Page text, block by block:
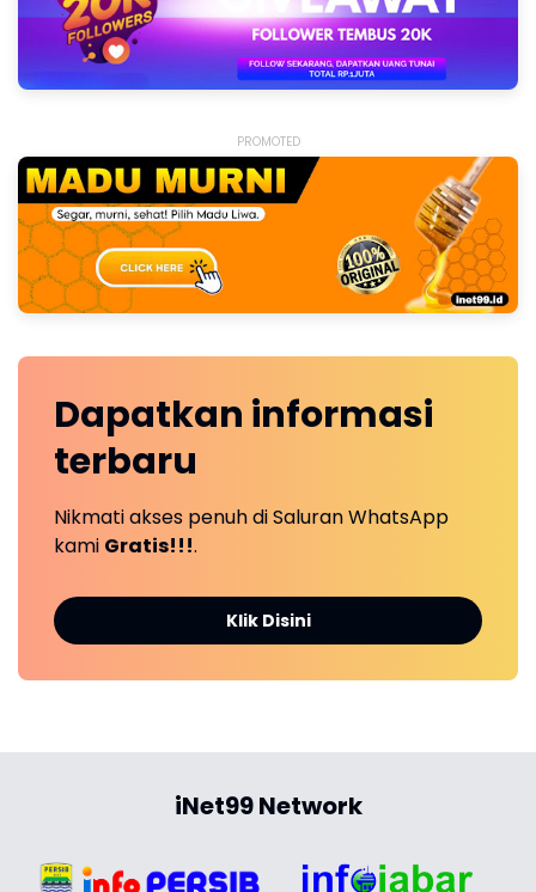
PROMOTED
Dapatkan informasi
terbaru
Nikmati akses penuh di Saluran WhatsApp
kami Gratis!!!.
Klik Disini
iNet99 Network